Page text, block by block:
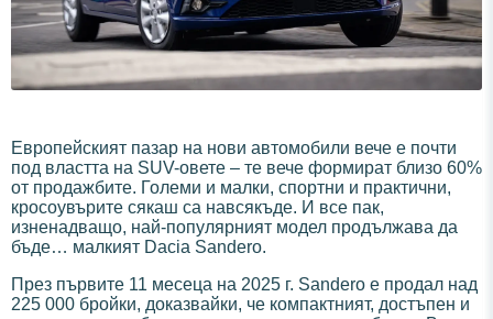
Европейският пазар на нови автомобили вече е почти
под властта на SUV-овете – те вече формират близо 60%
от продажбите. Големи и малки, спортни и практични,
кросоувърите сякаш са навсякъде. И все пак,
изненадващо, най-популярният модел продължава да
бъде… малкият Dacia Sandero.
През първите 11 месеца на 2025 г. Sandero е продал над
225 000 бройки, доказвайки, че компактният, достъпен и